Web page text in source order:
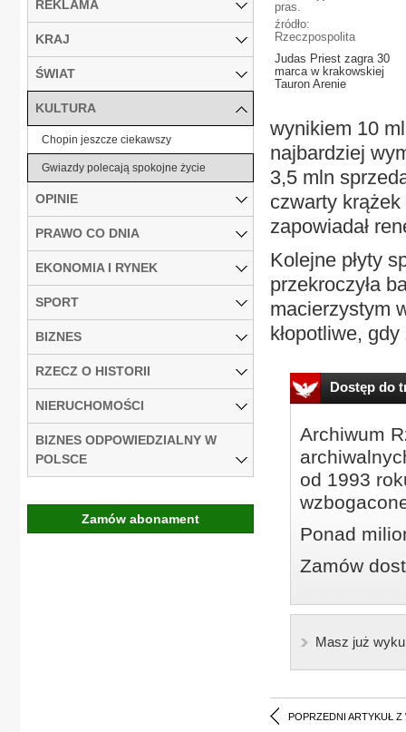
pras.
źródło:
Rzeczpospolita
Judas Priest zagra 30
marca w krakowskiej
Tauron Arenie
wynikiem 10
najbardziej
3,5 mln
czwarty krążek
zapowiadał
Kolejne płyty
przekroczyła
macierzystym
kłopotliwe,
Dostęp do
Archiwum
od 1993
Ponad
Zamów
Masz już
POPRZEDNI ARTYKUŁ Z
REKLAMA
KRAJ
ŚWIAT
KULTURA
Chopin jeszcze ciekawszy
Gwiazdy polecają spokojne życie
OPINIE
PRAWO CO DNIA
EKONOMIA I RYNEK
SPORT
BIZNES
RZECZ O HISTORII
NIERUCHOMOŚCI
BIZNES ODPOWIEDZIALNY W
POLSCE
Zamów abonament